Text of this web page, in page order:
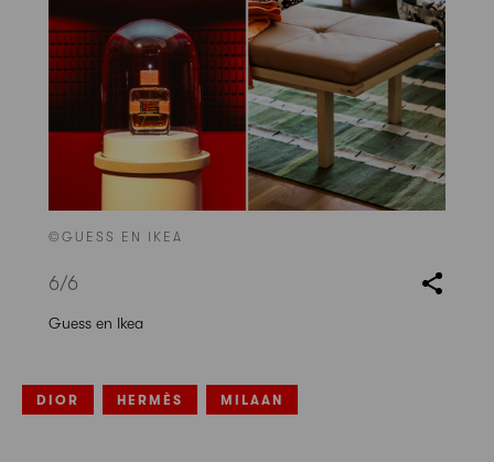
©GUESS EN IKEA
6/6
Guess en Ikea
DIOR HERMÈS MILAAN